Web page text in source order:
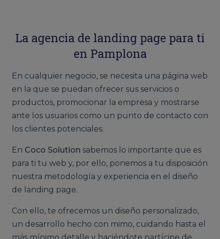
La agencia de landing page para ti
en Pamplona
En cualquier negocio, se necesita una página web
en la que se puedan ofrecer sus servicios o
productos, promocionar la empresa y mostrarse
ante los usuarios como un punto de contacto con
los clientes potenciales.
En Coco Solution sabemos lo importante que es
para ti tu web y, por ello, ponemos a tu disposición
nuestra metodología y experiencia en el diseño
de landing page.
Con ello, te ofrecemos un diseño personalizado,
un desarrollo hecho con mimo, cuidando hasta el